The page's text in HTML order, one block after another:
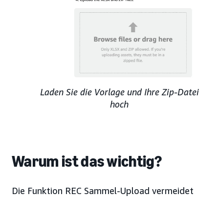
Laden Sie die Vorlage und Ihre Zip-Datei
hoch
Warum ist das wichtig?
Die Funktion REC Sammel-Upload vermeidet